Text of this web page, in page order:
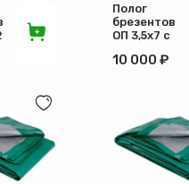
Полог
брезентовый
ОП 3,5х7 с
пл.400 г/
10 000 ₽